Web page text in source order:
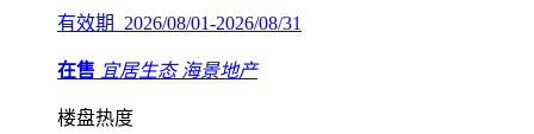
有效期 2026/08/01-2026/08/31
在售 宜居生态 海景地产
楼盘热度